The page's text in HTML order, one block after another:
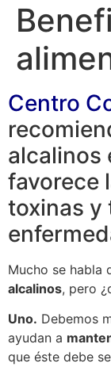
Centro
alcalinos
favorece
toxinas y
Mucho se habla
alcalinos, pero
Uno. Debemos
ayudan a
que éste debe